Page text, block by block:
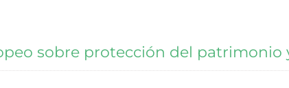
sobre protección del